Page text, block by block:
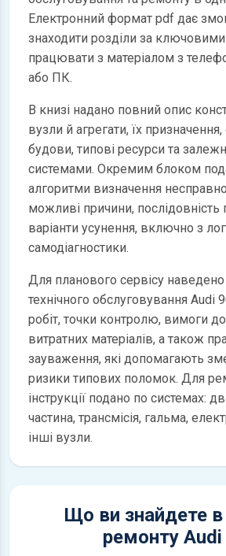
Електронний формат pdf дає
знаходити розділи за
працювати з матеріалом з
або ПК.
В книзі надано повний опис
вузли й агрегати, їх
будови, типові ресурси та
системами. Окремим блоком
алгоритми визначення
можливі причини, послідовність
варіанти усунення, включно з
самодіагностики.
Для планового сервісу
технічного обслуговування Audi
робіт, точки контролю, вимоги до
витратних матеріалів, а також
зауваження, які допомагають
ризики типових поломок. Для
інструкції подано по системах:
частина, трансмісія, гальма,
інші вузли.
Що ви знайдете в
ремонту Audi